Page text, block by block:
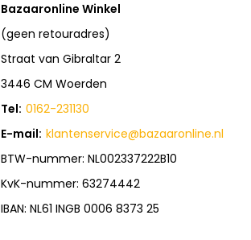
Bazaaronline Winkel
(geen retouradres)
Straat van Gibraltar 2
3446 CM Woerden
Tel: 0162-231130
E-mail: klantenservice@bazaaronline.nl
BTW-nummer: NL002337222B10
KvK-nummer: 63274442
IBAN: NL61 INGB 0006 8373 25